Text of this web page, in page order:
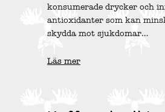
konsumerade drycker och
antioxidanter som kan
skydda mot sjukdomar…
Läs mer